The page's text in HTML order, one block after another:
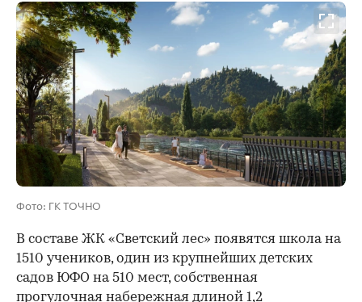
Фото: ГК ТОЧНО
В составе ЖК «Светский лес» появятся школа на
1510 учеников, один из крупнейших детских
садов ЮФО на 510 мест, собственная
прогулочная набережная длиной 1,2